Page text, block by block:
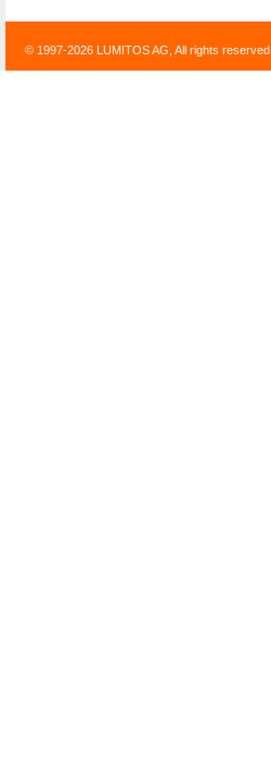
© 1997-2026 LUMITOS AG, All rights reserved